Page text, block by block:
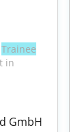
Trainee
in
GmbH